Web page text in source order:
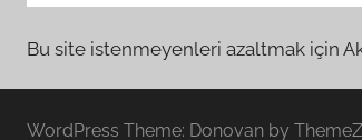
Bu site istenmeyenleri azaltmak için
WordPress Theme: Donovan by